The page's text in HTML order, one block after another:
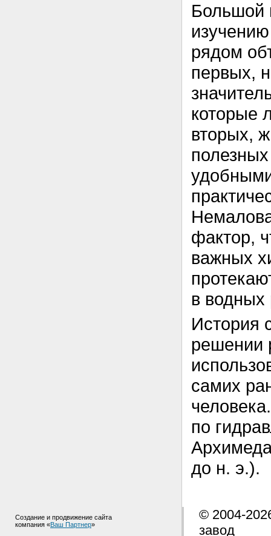
Большой
рядом
первых,
которые
вторых,
фактор,
важных
в водных
История
решении
самих
по
до н. э.).
Создание и продвижение сайта
компания «Ваш Партнер»
© 2004-
завод